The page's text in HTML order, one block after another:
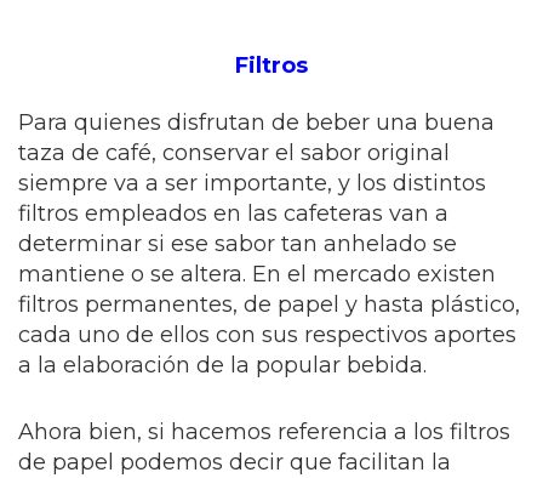
Filtros
Para quienes disfrutan de beber una buena
taza de café, conservar el sabor original
siempre va a ser importante, y los distintos
filtros empleados en las cafeteras van a
determinar si ese sabor tan anhelado se
mantiene o se altera. En el mercado existen
filtros permanentes, de papel y hasta plástico,
cada uno de ellos con sus respectivos aportes
a la elaboración de la popular bebida.
Ahora bien, si hacemos referencia a los filtros
de papel podemos decir que facilitan la